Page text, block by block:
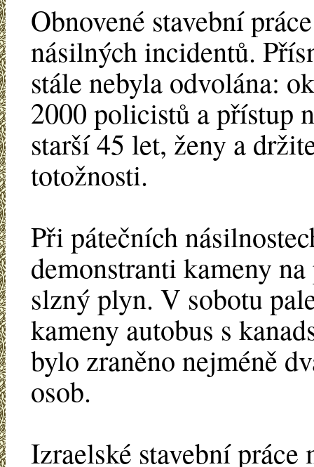
Obnovené stavební
násilných incidentů.
stále nebyla odvolána:
2000 policistů a přístup
starší 45 let, ženy a
totožnosti.
Při pátečních
demonstranti kameny
slzný plyn. V sobotu
kameny autobus s
bylo zraněno nejméně
osob.
Izraelské stavební